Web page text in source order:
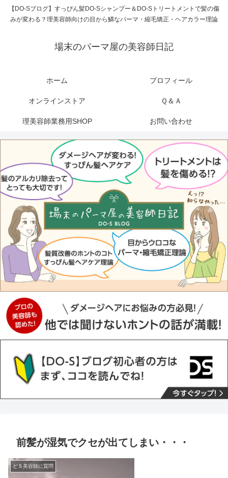
【DO-Sブログ】すっぴん髪DO-Sシャンプー＆DO-Sトリートメントで髪の傷
みが変わる？理美容師向けの目から鱗なパーマ・縮毛矯正・ヘアカラー理論
場末のパーマ屋の美容師日記
ホーム プロフィール
オンラインストア Ｑ＆Ａ
理美容師業務用SHOP お問い合わせ
前髪が湿気でクセが出てしまい・・・
どＳ美容師に質問